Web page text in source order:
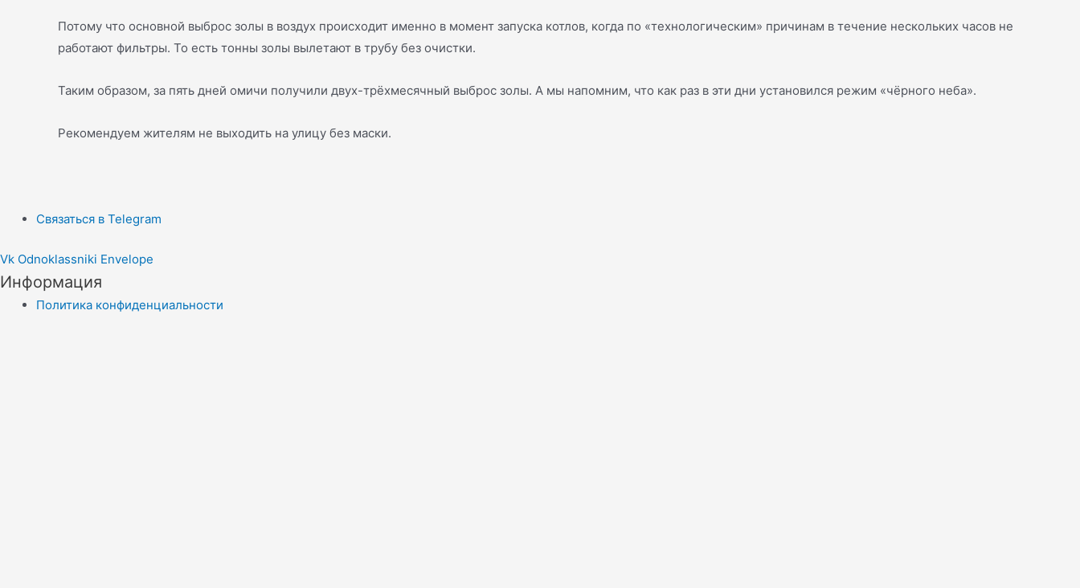
Потому что основной выброс золы в воздух происходит именно в момент запуска котлов, когда по «технологическим» причинам в течение нескольких часов не
работают фильтры. То есть тонны золы вылетают в трубу без очистки.
Таким образом, за пять дней омичи получили двух-трёхмесячный выброс золы. А мы напомним, что как раз в эти дни установился режим «чёрного неба».
Рекомендуем жителям не выходить на улицу без маски.
Связаться в Telegram
Vk Odnoklassniki Envelope
Информация
Политика конфиденциальности